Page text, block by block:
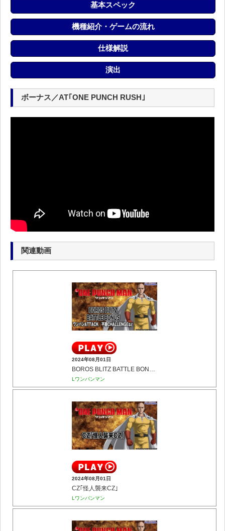
基本スペック
機種紹介・ゲームの流れ
仕様解説
演出
ボーナス／AT｢ONE PUNCH RUSH｣
関連動画
2024年08月01日
BOROS BLITZ BATTLE BONUS(ワンパンATTACK／不屈CHALLENGEなど)
Lワンパンマン
2024年08月01日
CZ｢怪人襲来CZ｣
Lワンパンマン